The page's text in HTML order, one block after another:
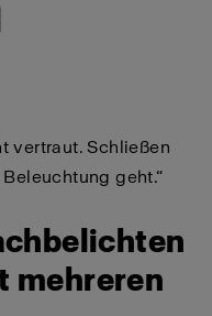
vertraut. Schließen
geht.“
mehreren